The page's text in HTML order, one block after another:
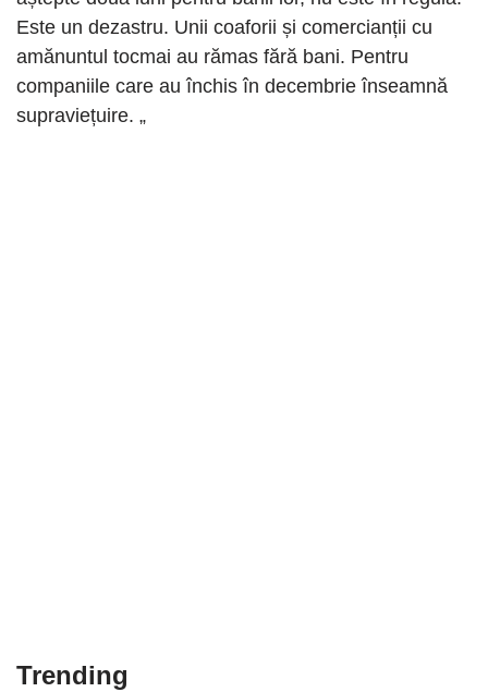
Este un dezastru. Unii coaforii și comercianții cu
amănuntul tocmai au rămas fără bani. Pentru
companiile care au închis în decembrie înseamnă
supraviețuire. „
Trending